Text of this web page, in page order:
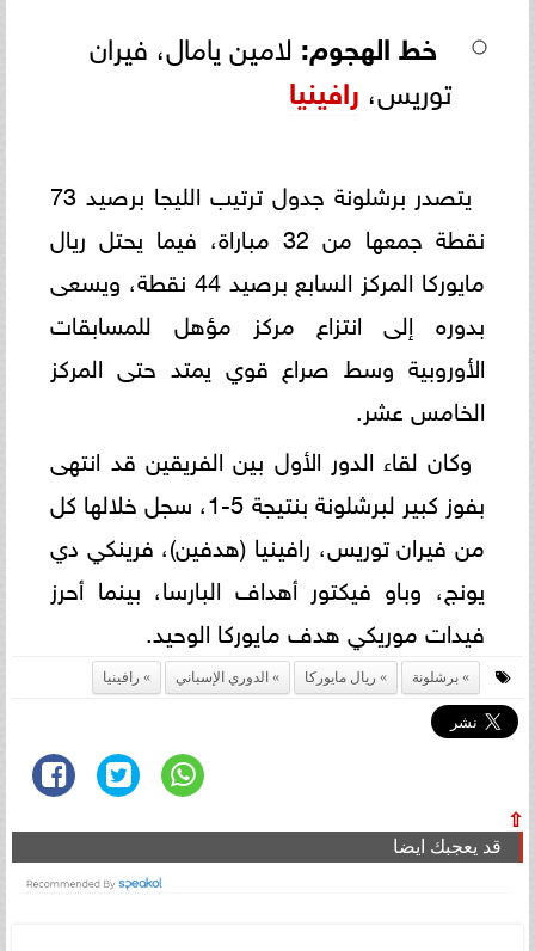
خط الهجوم: لامين يامال، فيران
توريس، رافينيا
يتصدر برشلونة جدول ترتيب الليجا برصيد 73
نقطة جمعها من 32 مباراة، فيما يحتل ريال
مايوركا المركز السابع برصيد 44 نقطة، ويسعى
بدوره إلى انتزاع مركز مؤهل للمسابقات
الأوروبية وسط صراع قوي يمتد حتى المركز
الخامس عشر.
وكان لقاء الدور الأول بين الفريقين قد انتهى
بفوز كبير لبرشلونة بنتيجة 5-1، سجل خلالها كل
من فيران توريس، رافينيا (هدفين)، فرينكي دي
يونج، وباو فيكتور أهداف البارسا، بينما أحرز
فيدات موريكي هدف مايوركا الوحيد.
برشلونة ريال مايوركا الدوري الإسباني رافينيا
⇧
قد يعجبك ايضا